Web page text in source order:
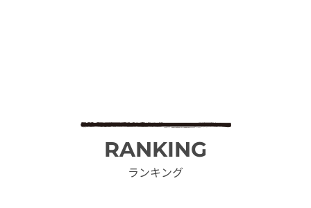
RANKING
ランキング